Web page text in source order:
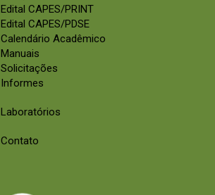
Edital CAPES/PRINT
Edital CAPES/PDSE
Calendário Acadêmico
Manuais
Solicitações
Informes
Laboratórios
Contato